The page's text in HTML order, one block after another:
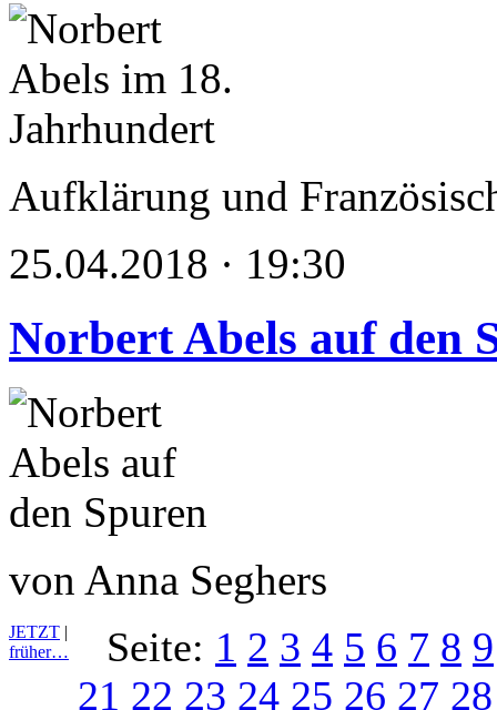
Aufklärung und
25.04.2018 · 19:30
Norbert Abels auf den
von Anna Seghers
JETZT |
früher…
Seite: 1 2 3 4 5 6 7 8 9
21 22 23 24 25 26 27 28